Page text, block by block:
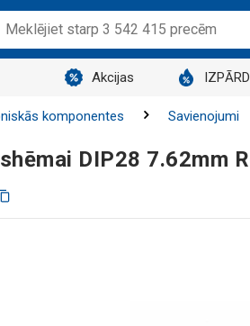
Akcijas
komponentes Savienojumi
DIP28 7.62mm